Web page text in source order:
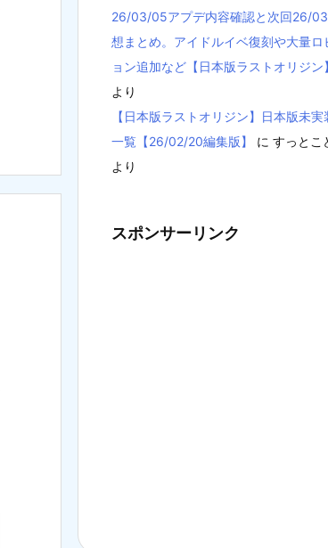
26/03/05アプデ内容確認と次回26/
想まとめ。アイドルイベ復刻や大量ロ
ョン追加など【日本版ラストオリジン】
より
【日本版ラストオリジン】日本版未
一覧【26/02/20編集版】
に すっとこ
より
スポンサーリンク